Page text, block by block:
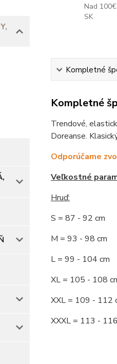
Nad
SK
Kompletné
Kompletné
Trendové,
Doreanse.
Odporúčame
Veľkostné
Hruď:
S = 87 - 92
M = 93 - 98
L = 99 - 104
XL = 105 - 108
XXL = 109 -
XXXL = 113 -